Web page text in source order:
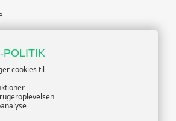
POLITIK
cookies til